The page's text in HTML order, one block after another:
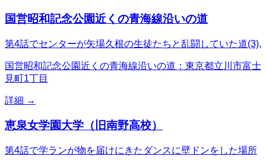
国営昭和記念公園近くの青海線沿いの道
第4話でセンターが矢場久根の生徒たちと乱闘していた道(3),
国営昭和記念公園近くの青海線沿いの道：東京都立川市富士
見町1丁目
詳細 →
恵泉女学園大学（旧南野高校）
第4話で学ランが物を届けにきたダンスに壁ドンをした場所